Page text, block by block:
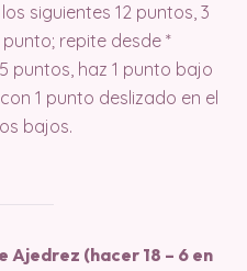
siguientes 12 puntos, 3
repite desde *
puntos, haz 1 punto bajo
1 punto deslizado en el
bajos.
Ajedrez (hacer 18 – 6 en